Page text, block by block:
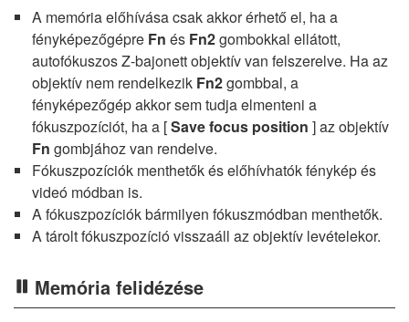
A memória előhívása csak akkor érhető el, ha a
fényképezőgépre Fn és Fn2gombokkal ellátott,
autofókuszos Z-bajonett objektív van felszerelve. Ha az
objektív nem rendelkezik Fn2gombbal, a
fényképezőgép akkor sem tudja elmenteni a
fókuszpozíciót, ha a [Save focus position ] az objektív
Fn gombjához van rendelve.
Fókuszpozíciók menthetők és előhívhatók fénykép és
videó módban is.
A fókuszpozíciók bármilyen fókuszmódban menthetők.
A tárolt fókuszpozíció visszaáll az objektív levételekor.
Memória felidézése